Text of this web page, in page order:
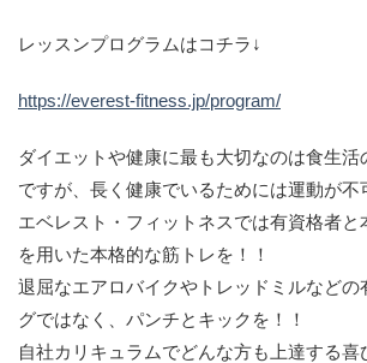
レッスンプログラムはコチラ↓
https://everest-fitness.jp/program/
ダイエットや健康に最も大切なのは食生活
ですが、長く健康でいるためには運動が不
エベレスト・フィットネスでは有資格者と
を用いた本格的な筋トレを！！
退屈なエアロバイクやトレッドミルなどの
グではなく、パンチとキックを！！
自社カリキュラムでどんな方も上達する喜